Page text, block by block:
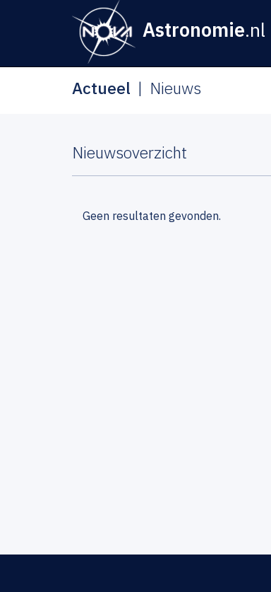
Astronomie.nl
Actueel Nieuws
Nieuwsoverzicht
Geen resultaten gevonden.